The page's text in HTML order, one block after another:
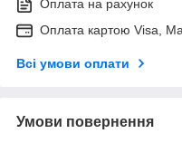
Оплата на рахунок
Оплата картою Visa,
Всі умови оплати
Умови повернення